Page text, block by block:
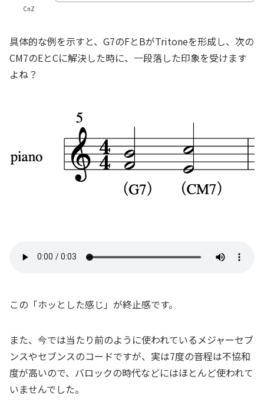
CnZ
具体的な例を示すと、G7のFとBがTritoneを形成し、次の
CM7のEとCに解決した時に、一段落した印象を受けます
よね？
この「ホッとした感じ」が終止感です。
また、今では当たり前のように使われているメジャーセブ
ンスやセブンスのコードですが、実は7度の音程は不協和
度が高いので、バロックの時代などにはほとんど使われて
いませんでした。